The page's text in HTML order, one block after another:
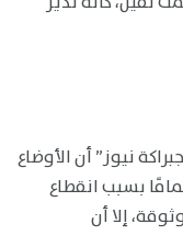
نيوز” أن الأوضاع
بسبب انقطاع
إلا أن